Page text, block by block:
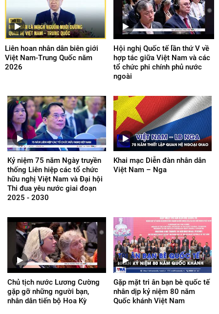
Liên hoan nhân dân biên giới
Việt Nam-Trung Quốc năm
2026
Hội nghị Quốc tế lần thứ V về
hợp tác giữa Việt Nam và các
tổ chức phi chính phủ nước
ngoài
Kỷ niệm 75 năm Ngày truyền
thống Liên hiệp các tổ chức
hữu nghị Việt Nam và Đại hội
Thi đua yêu nước giai đoạn
2025 - 2030
Khai mạc Diễn đàn nhân dân
Việt Nam – Nga
Chủ tịch nước Lương Cường
gặp gỡ những người bạn,
nhân dân tiến bộ Hoa Kỳ
Gặp mặt tri ân bạn bè quốc tế
nhân dịp kỷ niệm 80 năm
Quốc khánh Việt Nam